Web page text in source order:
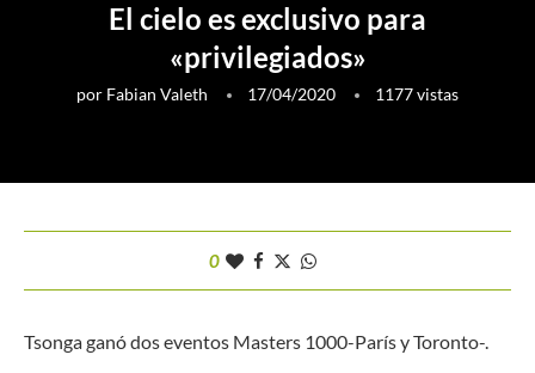
El cielo es exclusivo para
«privilegiados»
por Fabian Valeth 17/04/2020 1177vistas
0
Tsonga ganó dos eventos Masters 1000-París y Toronto-.